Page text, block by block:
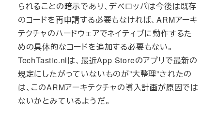
られることの暗示であり、デベロッパは今後は既存
のコードを再申請する必要もなければ、ARMアーキ
テクチャのハードウェアでネイティブに動作するた
めの具体的なコードを追加する必要もない。
TechTastic.nlは、最近App Storeのアプリで最新の
規定にしたがっていないものが”大整理”されたの
は、このARMアーキテクチャの導入計画が原因では
ないかとみているようだ。